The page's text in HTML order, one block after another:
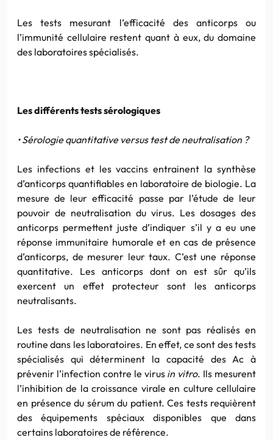
Les tests mesurant l’efficacité des anticorps ou
l’immunité cellulaire restent quant à eux, du domaine
des laboratoires spécialisés.
Les différents tests sérologiques
• Sérologie quantitative versus test de neutralisation ?
Les infections et les vaccins entrainent la synthèse
d’anticorps quantifiables en laboratoire de biologie. La
mesure de leur efficacité passe par l’étude de leur
pouvoir de neutralisation du virus. Les dosages des
anticorps permettent juste d’indiquer s’il y a eu une
réponse immunitaire humorale et en cas de présence
d’anticorps, de mesurer leur taux. C’est une réponse
quantitative. Les anticorps dont on est sûr qu’ils
exercent un effet protecteur sont les anticorps
neutralisants.
Les tests de neutralisation ne sont pas réalisés en
routine dans les laboratoires. En effet, ce sont des tests
spécialisés qui déterminent la capacité des Ac à
prévenir l’infection contre le virus in vitro. Ils mesurent
l’inhibition de la croissance virale en culture cellulaire
en présence du sérum du patient. Ces tests requièrent
des équipements spéciaux disponibles que dans
certains laboratoires de référence.